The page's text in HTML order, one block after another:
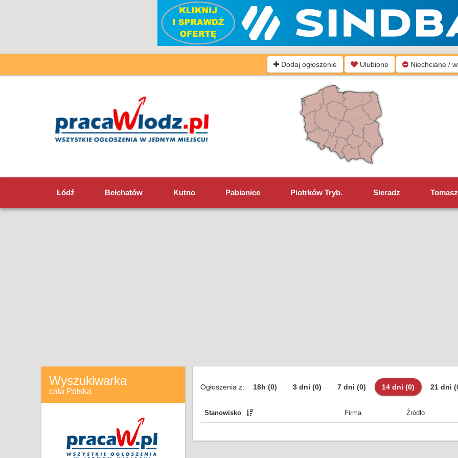
Dodaj ogłoszenie Ulubione Niechciane /
Łódź Bełchatów Kutno Pabianice Piotrków Tryb. Sieradz
Wyszukiwarka
cała Polska Ogłoszenia z: 18h (0) 3 dni (0) 7 dni (0) 14 dni (0) 21 dni
Stanowisko Firma Źródło